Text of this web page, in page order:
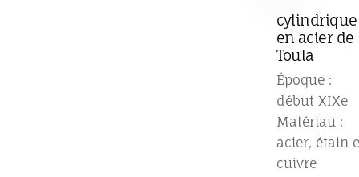
cylindrique
en acier de
Toula
Époque :
début XIXe
Matériau :
acier, étain
cuivre